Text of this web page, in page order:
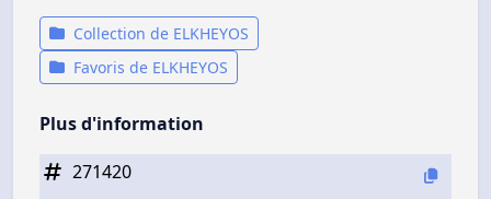
Collection de ELKHEYOS
Favoris de ELKHEYOS
Plus d'information
271420